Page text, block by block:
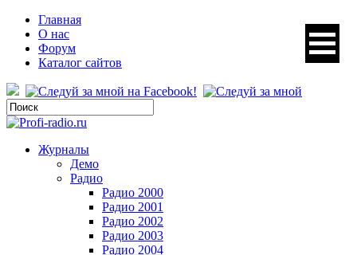
Главная
О нас
Форум
Каталог сайтов
Журналы
Демо
Радио
Радио 2000
Радио 2001
Радио 2002
Радио 2003
Радио 2004